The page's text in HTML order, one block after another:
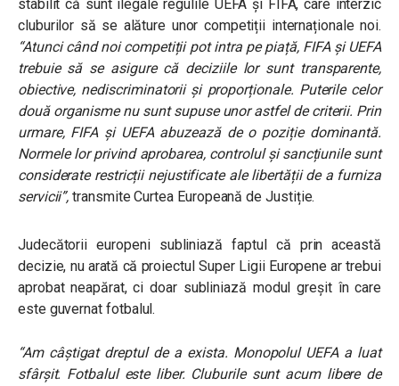
stabilit că sunt ilegale regulile UEFA și FIFA, care interzic
cluburilor să se alăture unor competiții internaționale noi.
“Atunci când noi competiții pot intra pe piață, FIFA și UEFA
trebuie să se asigure că deciziile lor sunt transparente,
obiective, nediscriminatorii și proporționale. Puterile celor
două organisme nu sunt supuse unor astfel de criterii. Prin
urmare, FIFA și UEFA abuzează de o poziție dominantă.
Normele lor privind aprobarea, controlul și sancțiunile sunt
considerate restricții nejustificate ale libertății de a furniza
servicii”,transmite Curtea Europeană de Justiție.
Judecătorii europeni subliniază faptul că prin această
decizie, nu arată că proiectul Super Ligii Europene ar trebui
aprobat neapărat, ci doar subliniază modul greșit în care
este guvernat fotbalul.
“Am câștigat dreptul de a exista. Monopolul UEFA a luat
sfârșit. Fotbalul este liber. Cluburile sunt acum libere de